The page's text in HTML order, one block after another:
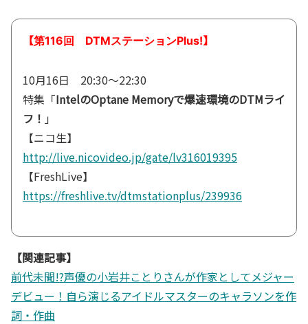
【第116回 DTMステーションPlus!】
10月16日 20:30～22:30
特集「IntelのOptane Memoryで爆速環境のDTMライ
フ！ 」
【ニコ生】
http://live.nicovideo.jp/gate/lv316019395
【FreshLive】
https://freshlive.tv/dtmstationplus/239936
【関連記事】
前代未聞!?声優の小岩井ことりさんが作家としてメジャー
デビュー！自ら演じるアイドルマスターのキャラソンを作
詞・作曲